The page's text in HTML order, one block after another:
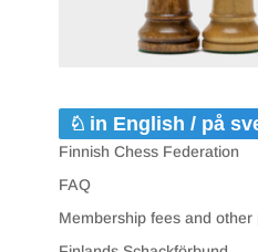
in English / på
Finnish Chess Federation
FAQ
Membership fees and other